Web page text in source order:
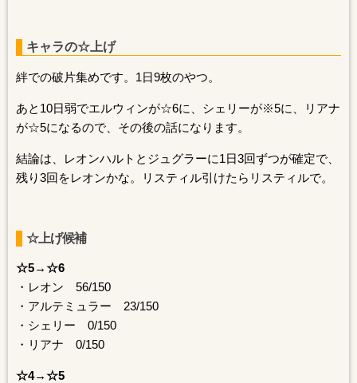
キャラの☆上げ
絆での破片集めです。1日9枚のやつ。
あと10日弱でエルウィンが☆6に、シェリーが※5に、リアナ
が☆5になるので、その後の話になります。
結論は、レオンハルトとジュグラーに1日3回ずつが確定で、
残り3回をレオンかな。リスティル引けたらリスティルで。
☆上げ候補
☆5→☆6
・レオン 56/150
・アルテミュラー 23/150
・シェリー 0/150
・リアナ 0/150
☆4→☆5